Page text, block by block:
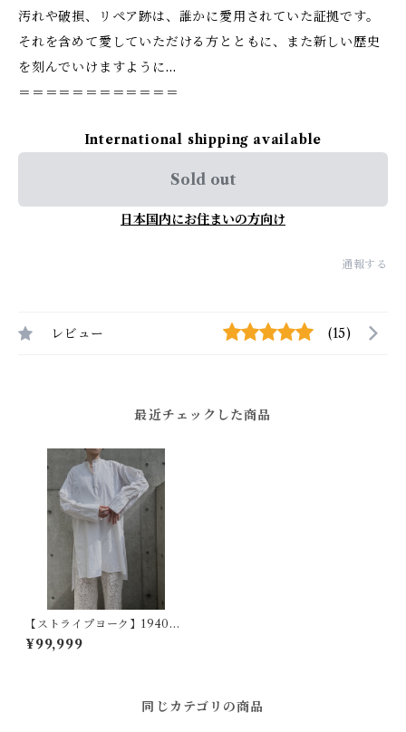
汚れや破損、リペア跡は、誰かに愛用されていた証拠です。
それを含めて愛していただける方とともに、また新しい歴史
を刻んでいけますように…
＝＝＝＝＝＝＝＝＝＝＝＝
International shipping available
Sold out
日本国内にお住まいの方向け
通報する
レビュー (15)
最近チェックした商品
【ストライプヨーク】1940~5
0s フランスヴィンテージドレ
スシャツ
¥99,999
同じカテゴリの商品